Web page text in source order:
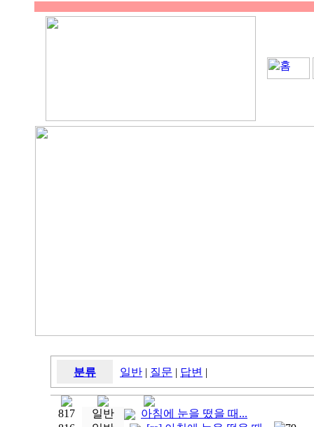
분류 일반 | 질문 | 답변 |
817 일반
아침에 눈을 떴을 때...